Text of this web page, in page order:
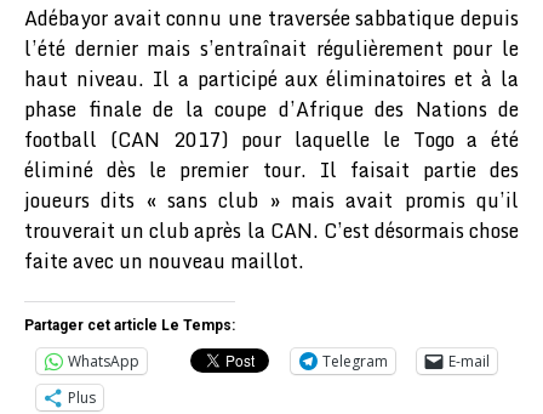
Adébayor avait connu une traversée sabbatique depuis
l’été dernier mais s’entraînait régulièrement pour le
haut niveau. Il a participé aux éliminatoires et à la
phase finale de la coupe d’Afrique des Nations de
football (CAN 2017) pour laquelle le Togo a été
éliminé dès le premier tour. Il faisait partie des
joueurs dits « sans club » mais avait promis qu’il
trouverait un club après la CAN. C’est désormais chose
faite avec un nouveau maillot.
Partager cet article Le Temps:
WhatsApp Telegram
E-mail
Plus